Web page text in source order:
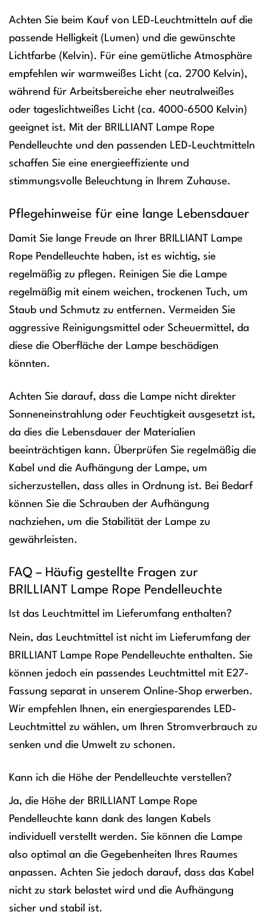
Achten Sie beim Kauf von LED-Leuchtmitteln auf die
passende Helligkeit (Lumen) und die gewünschte
Lichtfarbe (Kelvin). Für eine gemütliche Atmosphäre
empfehlen wir warmweißes Licht (ca. 2700 Kelvin),
während für Arbeitsbereiche eher neutralweißes
oder tageslichtweißes Licht (ca. 4000-6500 Kelvin)
geeignet ist. Mit der BRILLIANT Lampe Rope
Pendelleuchte und den passenden LED-Leuchtmitteln
schaffen Sie eine energieeffiziente und
stimmungsvolle Beleuchtung in Ihrem Zuhause.
Pflegehinweise für eine lange Lebensdauer
Damit Sie lange Freude an Ihrer BRILLIANT Lampe
Rope Pendelleuchte haben, ist es wichtig, sie
regelmäßig zu pflegen. Reinigen Sie die Lampe
regelmäßig mit einem weichen, trockenen Tuch, um
Staub und Schmutz zu entfernen. Vermeiden Sie
aggressive Reinigungsmittel oder Scheuermittel, da
diese die Oberfläche der Lampe beschädigen
könnten.
Achten Sie darauf, dass die Lampe nicht direkter
Sonneneinstrahlung oder Feuchtigkeit ausgesetzt ist,
da dies die Lebensdauer der Materialien
beeinträchtigen kann. Überprüfen Sie regelmäßig die
Kabel und die Aufhängung der Lampe, um
sicherzustellen, dass alles in Ordnung ist. Bei Bedarf
können Sie die Schrauben der Aufhängung
nachziehen, um die Stabilität der Lampe zu
gewährleisten.
FAQ – Häufig gestellte Fragen zur
BRILLIANT Lampe Rope Pendelleuchte
Ist das Leuchtmittel im Lieferumfang enthalten?
Nein, das Leuchtmittel ist nicht im Lieferumfang der
BRILLIANT Lampe Rope Pendelleuchte enthalten. Sie
können jedoch ein passendes Leuchtmittel mit E27-
Fassung separat in unserem Online-Shop erwerben.
Wir empfehlen Ihnen, ein energiesparendes LED-
Leuchtmittel zu wählen, um Ihren Stromverbrauch zu
senken und die Umwelt zu schonen.
Kann ich die Höhe der Pendelleuchte verstellen?
Ja, die Höhe der BRILLIANT Lampe Rope
Pendelleuchte kann dank des langen Kabels
individuell verstellt werden. Sie können die Lampe
also optimal an die Gegebenheiten Ihres Raumes
anpassen. Achten Sie jedoch darauf, dass das Kabel
nicht zu stark belastet wird und die Aufhängung
sicher und stabil ist.